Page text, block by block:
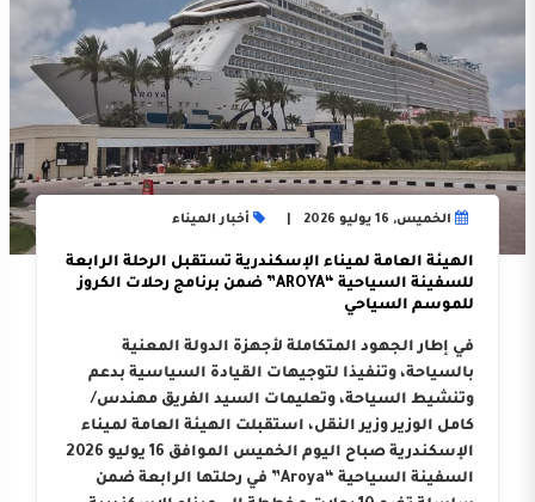
الخميس, 16 يوليو 2026 أخبار الميناء
الهيئة العامة لميناء الإسكندرية تستقبل الرحلة الرابعة
للسفينة السياحية “AROYA” ضمن برنامج رحلات الكروز
للموسم السياحي
في إطار الجهود المتكاملة لأجهزة الدولة المعنية
بالسياحة، وتنفيذا لتوجيهات القيادة السياسية بدعم
وتنشيط السياحة، وتعليمات السيد الفريق مهندس/
كامل الوزير وزير النقل، استقبلت الهيئة العامة لميناء
الإسكندرية صباح اليوم الخميس الموافق 16 يوليو 2026
السفينة السياحية “Aroya” في رحلتها الرابعة ضمن